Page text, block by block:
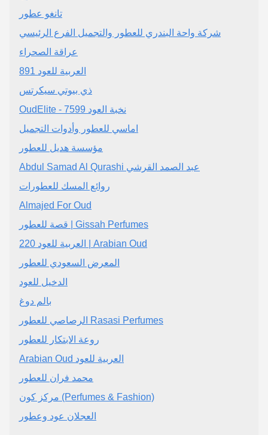
تانغو عطور
شركة واحة البندري للعطور والتجميل الفرع الرئيسي
عراقة الصحراء
العربية للعود 891
ذي بيوتي سيكرتس
OudElite - نخبة العود 7599
اماسي للعطور وأدوات التجميل
مؤسسة هديل للعطور
Abdul Samad Al Qurashi عبد الصمد القرشي
روائع المسك للعطورات
Almajed For Oud
قصة للعطور | Gissah Perfumes
220 العربية للعود | Arabian Oud
المعرض السعودي للعطور
الدخيل للعود
بالم دوغ
الرصاصي للعطور Rasasi Perfumes
روعة الابتكار للعطور
Arabian Oud العربية للعود
محمد فران للعطور
مركز كون (Perfumes & Fashion)
العجلان عود وعطور